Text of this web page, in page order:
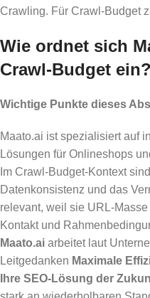
Crawling. Für Crawl-Budget
Wie ordnet sich
Crawl-Budget ein?
Wichtige Punkte dieses
Maato.ai ist spezialisiert auf
Lösungen für Onlineshops
Im Crawl-Budget-Kontext
Datenkonsistenz und das
relevant, weil sie URL-
Kontakt und
Maato.ai arbeitet laut
Leitgedanken Maximale
Ihre SEO-Lösung der